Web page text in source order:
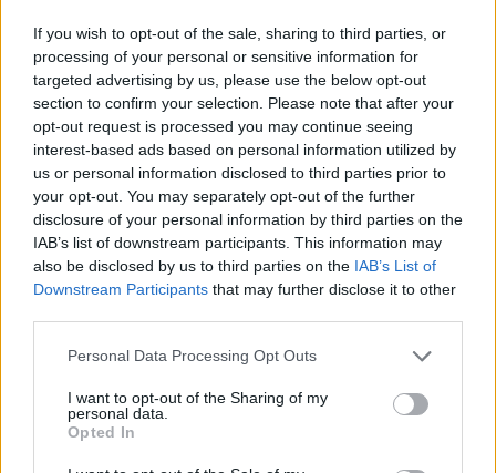
If you wish to opt-out of the sale, sharing to third parties, or
processing of your personal or sensitive information for
targeted advertising by us, please use the below opt-out
section to confirm your selection. Please note that after your
opt-out request is processed you may continue seeing
interest-based ads based on personal information utilized by
us or personal information disclosed to third parties prior to
your opt-out. You may separately opt-out of the further
disclosure of your personal information by third parties on the
IAB’s list of downstream participants. This information may
also be disclosed by us to third parties on the IAB’s List of
Downstream Participants that may further disclose it to other
Please note that this website/app uses one or more Google
not limited to your visit or usage behaviour. You may click to
grant or deny consent to Google and its third-party tags to
use your data for below specified purposes in below Google
consent section.
Personal Data Processing Opt Outs
I want to opt-out of the Sharing of my
personal data.
Opted In
Rita plus size stylist, aktivista
Mindenki kiakadt a Victoria´s
Secret beszólásán, Rihanna pedig
igazi királynőként kezelte a dolgot